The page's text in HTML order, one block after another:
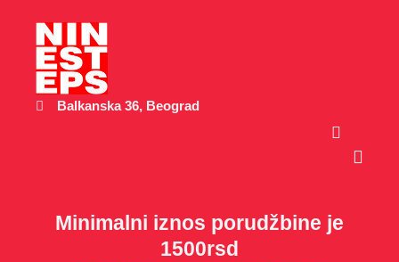
садржај
Balkanska 36, Beograd
Cart
Minimalni iznos porudžbine je
1500rsd